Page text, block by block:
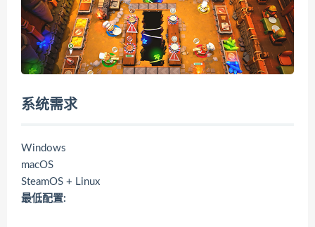
系统需求
Windows
macOS
SteamOS + Linux
最低配置: